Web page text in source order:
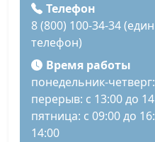
Телефон
8 (800) 100-34-34
телефон)
Время работы
понедельник-
перерыв: с 13:00 до
пятница: с 09:00 до
14:00